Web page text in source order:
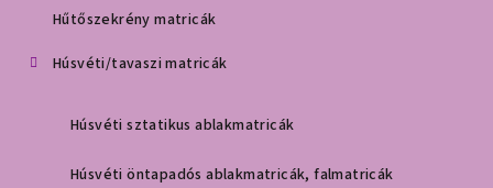
Hűtőszekrény matricák
Húsvéti/tavaszi matricák
Húsvéti sztatikus ablakmatricák
Húsvéti öntapadós ablakmatricák, falmatricák